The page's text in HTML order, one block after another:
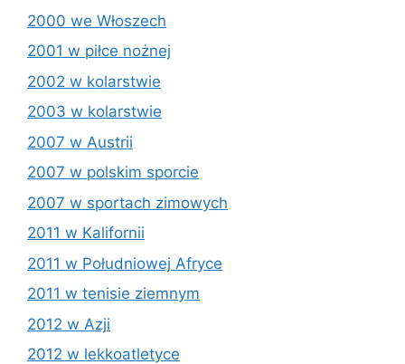
2000 we Włoszech
2001 w piłce nożnej
2002 w kolarstwie
2003 w kolarstwie
2007 w Austrii
2007 w polskim sporcie
2007 w sportach zimowych
2011 w Kalifornii
2011 w Południowej Afryce
2011 w tenisie ziemnym
2012 w Azji
2012 w lekkoatletyce